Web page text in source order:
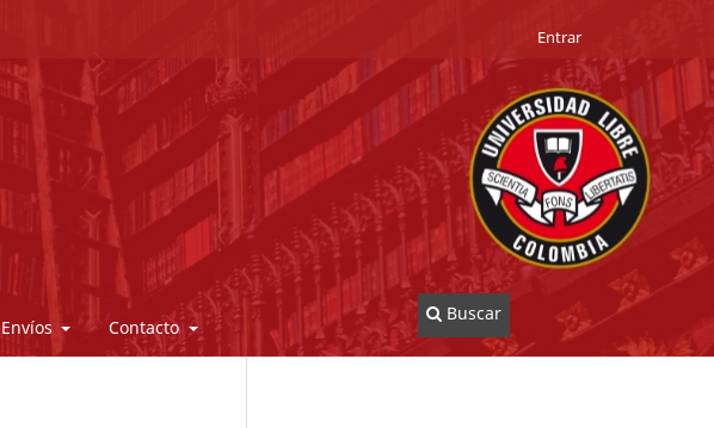
Envíos Contacto
Buscar
Entrar